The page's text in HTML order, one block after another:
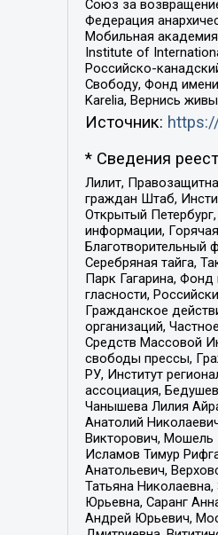
Союз за
Федерация
Мобильная
Institute of
Российско-
Свободу, Фонд
Karelia, Вернись
Источник:
* Сведения
Лилит,
граждан Штаб,
Открытый
информации,
Благотворительный
Серебряная тайга,
Парк Гагарина,
гласности,
Гражданское
организаций,
Средств Массовой
свободы прессы,
РУ, Институт
ассоциация,
Чанышева Лилия
Анатолий
Викторович, Мошель
Исламов Тимур
Анатольевич,
Татьяна
Юрьевна, Саранг
Андрей Юрьевич,